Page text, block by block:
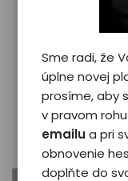
Sme radi, že
úplne novej
prosíme, aby
v pravom
emailu a pri
obnovenie
doplňte do